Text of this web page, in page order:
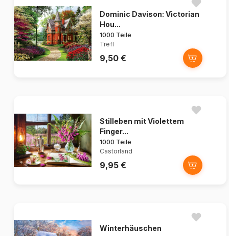
Dominic Davison: Victorian
Hou...
1000 Teile
Trefl
9,50 €
Stilleben mit Violettem
Finger...
1000 Teile
Castorland
9,95 €
Winterhäuschen